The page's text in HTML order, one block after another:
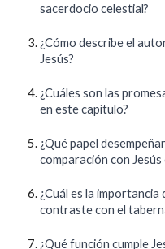
sacerdocio celestial?
¿Cómo describe el
Jesús?
¿Cuáles son las
en este capítulo?
¿Qué papel
comparación con
¿Cuál es la
contraste con el
¿Qué función cumple